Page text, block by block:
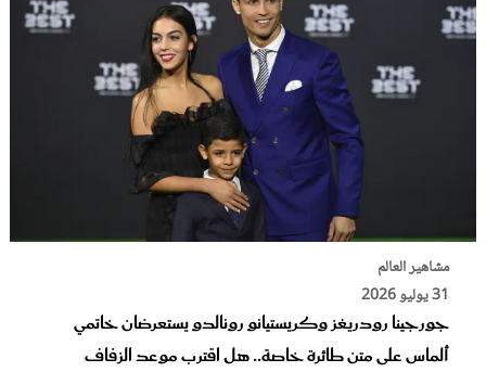
مشاهير العالم
31 يوليو 2026
جورجينا رودريغز وكريستيانو رونالدو يستعرضان خاتمي
ألماس على متن طائرة خاصة.. هل اقترب موعد الزفاف